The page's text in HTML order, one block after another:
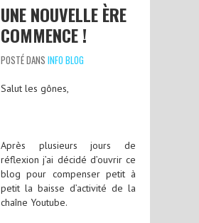
UNE NOUVELLE ÈRE
COMMENCE !
POSTÉ DANS INFO BLOG
Salut les gônes,
Après plusieurs jours de
réflexion j’ai décidé d’ouvrir ce
blog pour compenser petit à
petit la baisse d’activité de la
chaîne Youtube.